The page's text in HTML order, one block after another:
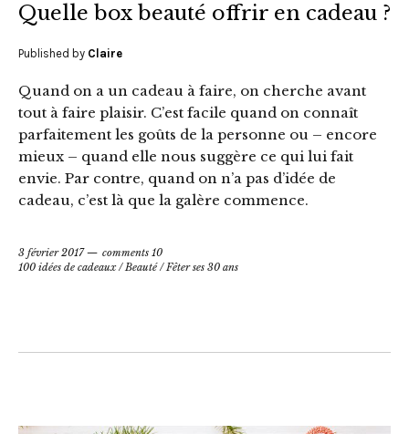
Quelle box beauté offrir en cadeau ?
Published by Claire
Quand on a un cadeau à faire, on cherche avant
tout à faire plaisir. C’est facile quand on connaît
parfaitement les goûts de la personne ou – encore
mieux – quand elle nous suggère ce qui lui fait
envie. Par contre, quand on n’a pas d’idée de
cadeau, c’est là que la galère commence.
3 février 2017
comments 10
100 idées de cadeaux/Beauté/Fêter ses 30 ans